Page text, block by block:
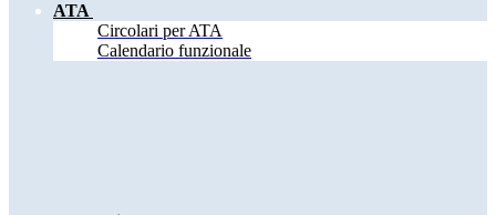
ATA
Circolari per ATA
Calendario funzionale